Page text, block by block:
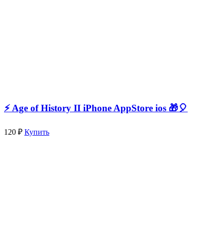
⚡️ Age of History II iPhone AppStore ios 🎁🎈
120 ₽ Купить